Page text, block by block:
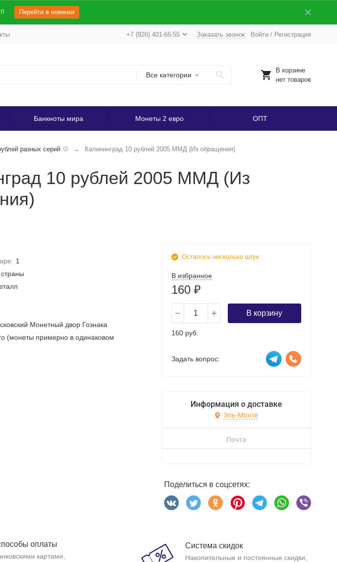
Перейти в новинки
+7 (926) 401-66-55 Заказать звонок Войти/ Регистрация
Все категории
В корзине
нет товаров
Банкноты мира Монеты 2 евро ОПТ
разных серий Калининград 10 рублей 2005 ММД (Из обращения)
10 рублей 2005 ММД (Из
1
Монетный двор Гознака
(монеты примерно в одинаковом
Осталось несколько штук
В избранное
160 ₽
В корзину
160 руб.
Задать вопрос:
Информация о доставке
Эль-Монте
Почта
Поделиться в соцсетях:
оплаты
картами,
Система скидок
Накопительные и постоянные скидки,